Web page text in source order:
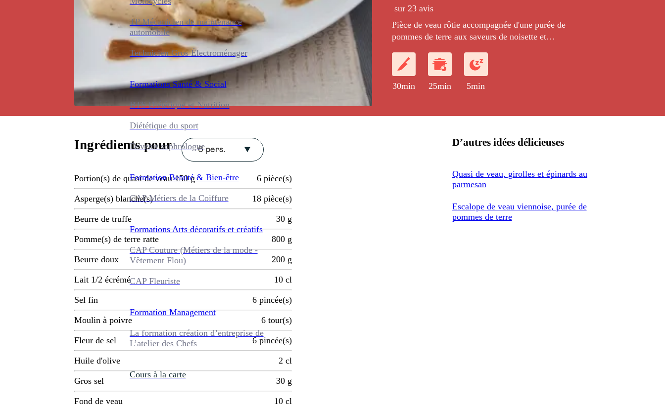
TP Mécanicien de maintenance
automobile
Technicien Gros Électroménager
Formations Santé & Social
BTS Diététique et Nutrition
Diététique du sport
Devenir sophrologue
Formation Beauté & Bien-être
CAP Métiers de la Coiffure
Formations Arts décoratifs et créatifs
CAP Couture (Métiers de la mode -
Vêtement Flou)
CAP Fleuriste
Formation Management
La formation création d’entreprise de
L’atelier des Chefs
Cours à la carte
sur 23 avis
Pièce de veau rôtie accompagnée d'une purée de
pommes de terre aux saveurs de noisette et
30min 25min 5min
Ingrédients pour 6 pers.
Portion(s) de quasi de veau 150 g 6 pièce(s)
Asperge(s) blanche(s) 18 pièce(s)
Beurre de truffe 30 g
Pomme(s) de terre ratte 800 g
Beurre doux 200 g
Lait 1/2 écrémé 10 cl
Sel fin 6 pincée(s)
Moulin à poivre 6 tour(s)
Fleur de sel 6 pincée(s)
Huile d'olive 2 cl
Gros sel 30 g
Fond de veau 10 cl
D’autres idées délicieuses
Quasi de veau, girolles et épinards au
parmesan
Escalope de veau viennoise, purée de
pommes de terre